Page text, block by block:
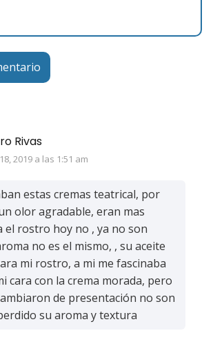
Rivas
2019 a las 1:51 am
estas cremas teatrical, por
olor agradable, eran mas
el rostro hoy no , ya no son
no es el mismo, , su aceite
mi rostro, a mi me fascinaba
cara con la crema morada, pero
de presentación no son
su aroma y textura